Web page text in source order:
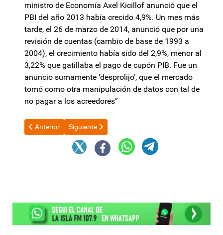
ministro de Economía Axel Kicillof anunció que el
PBI del año 2013 había crecido 4,9%. Un mes más
tarde, el 26 de marzo de 2014, anunció que por una
revisión de cuentas (cambio de base de 1993 a
2004), el crecimiento había sido del 2,9%, menor al
3,22% que gatillaba el pago de cupón PIB. Fue un
anuncio sumamente ‘desprolijo’, que el mercado
tomó como otra manipulación de datos con tal de
no pagar a los acreedores”
Artículo anterior: Fuerzas de seguridad expresan su
Anterior Artículo siguiente: Catamarca y Nación trabajan
Siguiente